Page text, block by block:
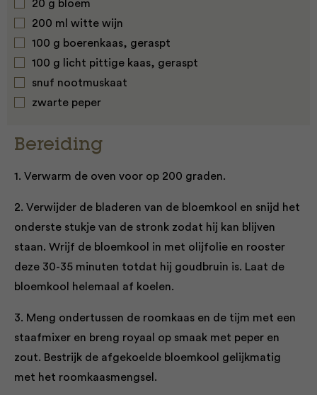
20 g bloem
200 ml witte wijn
100 g boerenkaas, geraspt
100 g licht pittige kaas, geraspt
snuf nootmuskaat
zwarte peper
Bereiding
1. Verwarm de oven voor op 200 graden.
2. Verwijder de bladeren van de bloemkool en snijd het
onderste stukje van de stronk zodat hij kan blijven
staan. Wrijf de bloemkool in met olijfolie en rooster
deze 30-35 minuten totdat hij goudbruin is. Laat de
bloemkool helemaal af koelen.
3. Meng ondertussen de roomkaas en de tijm met een
staafmixer en breng royaal op smaak met peper en
zout. Bestrijk de afgekoelde bloemkool gelijkmatig
met het roomkaasmengsel.